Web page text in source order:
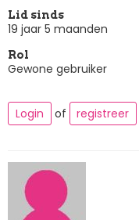
Lid sinds
19 jaar 5 maanden
Rol
Gewone gebruiker
Login of registreer